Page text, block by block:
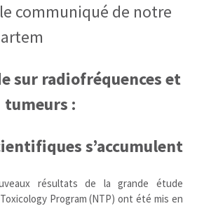
communiqué de notre
sur radiofréquences et
tumeurs :
s’accumulent
résultats de la grande étude
Program (NTP) ont été mis en